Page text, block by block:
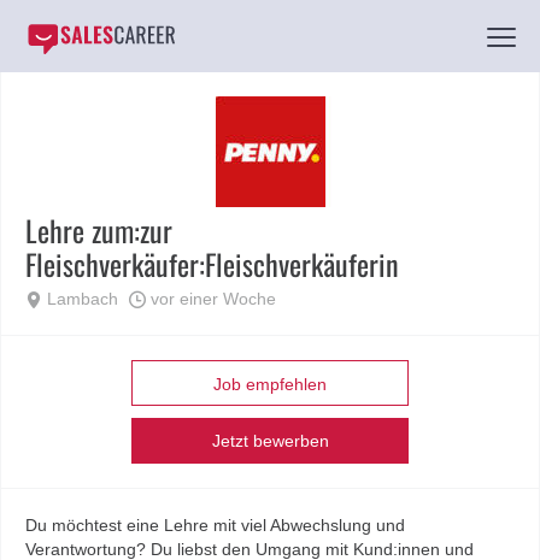
Lehre zum:zur
Fleischverkäufer:Fleischverkäuferin
Lambach vor einer Woche
Job empfehlen
Jetzt bewerben
Du möchtest eine Lehre mit viel Abwechslung und
Verantwortung? Du liebst den Umgang mit Kund:innen und